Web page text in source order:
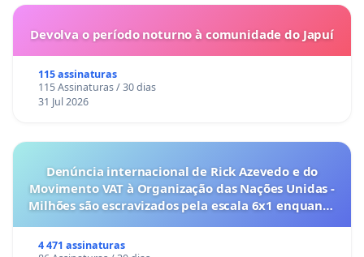
Devolva o período noturno à comunidade do Japuí
115 assinaturas
115 Assinaturas / 30 dias
31 Jul 2026
Denúncia internacional de Rick Azevedo e do
Movimento VAT à Organização das Nações Unidas -
Milhões são escravizados pela escala 6x1 enquanto
4 471 assinaturas